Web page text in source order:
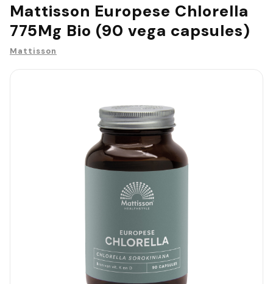
Mattisson Europese Chlorella
775Mg Bio (90 vega capsules)
Mattisson